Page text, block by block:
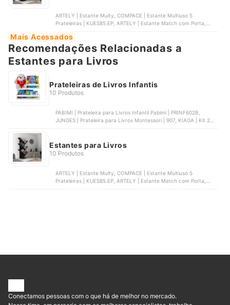
ARTELY | Estante Multy, COMPACE | Estante Multiuso 5
Prateleiras | ‎KUES85.EP, ARTELY | Estante Match com Porta,
Livreiro Madesa 6906 com 6 Nichos | 69068N1
Mais Acessados
Recomendações Relacionadas a
Estantes para Livros
Prateleiras de Livros Infantis
10 Produtos
PABIMI | Prateleira para Livros Infantil Pabimi | PRINF602B,
JUNGES | Prateleira para Livros Montessori | 907, KIAGA | Kit 2
4 Nichos Branco Natural Bruno | ‎76409, MADEIRAMADEIRA |
Prateleira Infantil de Livros e Decoração Preto | 915793
Estantes para Livros
10 Produtos
ARTELY | Estante Multy, COMPACE | Estante Multiuso 5
Prateleiras | ‎KUES85.EP, ARTELY | Estante Match com Porta,
Conectamos pessoas com o que há de melhor no mercado.